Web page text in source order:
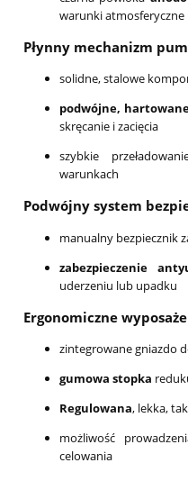
warunki atmosferyczne
Płynny mechanizm
solidne, stalowe
podwójne,
skręcanie i zacięcia
szybkie
warunkach
Podwójny system
manualny bezpiecznik
zabezpieczenie
uderzeniu lub upadku
Ergonomiczne
zintegrowane gniazdo
gumowa stopka
Regulowana, lekka,
możliwość
celowania